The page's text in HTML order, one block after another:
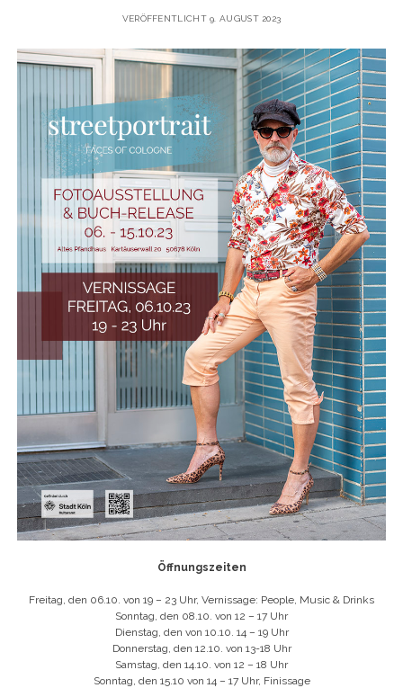
VERÖFFENTLICHT 9. AUGUST 2023
Öffnungszeiten
Freitag, den 06.10. von 19 – 23 Uhr, Vernissage: People, Music & Drinks
Sonntag, den 08.10. von 12 – 17 Uhr
Dienstag, den von 10.10. 14 – 19 Uhr
Donnerstag, den 12.10. von 13-18 Uhr
Samstag, den 14.10. von 12 – 18 Uhr
Sonntag, den 15.10 von 14 – 17 Uhr, Finissage